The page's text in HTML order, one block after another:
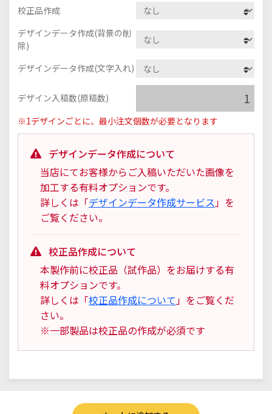
校正品作成
デザインデータ作成(背景の削
除)
デザインデータ作成(文字入れ)
デザイン入稿数(原稿数)
※1デザインごとに、最小注文個数が必要となります
デザインデータ作成について
当店にてお客様からご入稿いただいた画像を
加工する有料オプションです。
詳しくは「デザインデータ作成サービス 」を
ご覧ください。
校正品作成について
本製作前に校正品（試作品）をお届けする有
料オプションです。
詳しくは「校正品作成について 」をご覧くだ
さい。
※一部製品は校正品の作成が必須です